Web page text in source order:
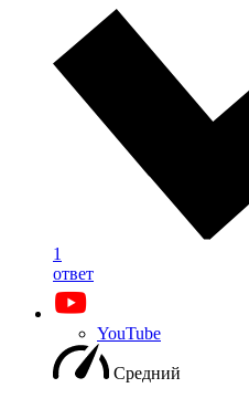
1
ответ
YouTube
Средний